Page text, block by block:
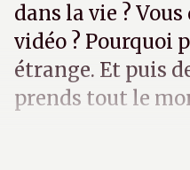
dans la vie ?
vidéo ? Pourquoi
étrange. Et puis
prends tout le